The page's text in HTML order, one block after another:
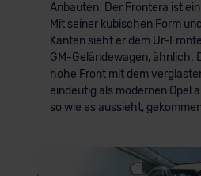
Anbauten. Der Frontera ist
Mit seiner kubischen Form
Kanten sieht er dem Ur-
GM-Geländewagen, ähnlich.
hohe Front mit dem
eindeutig als modernen Opel
so wie es aussieht,